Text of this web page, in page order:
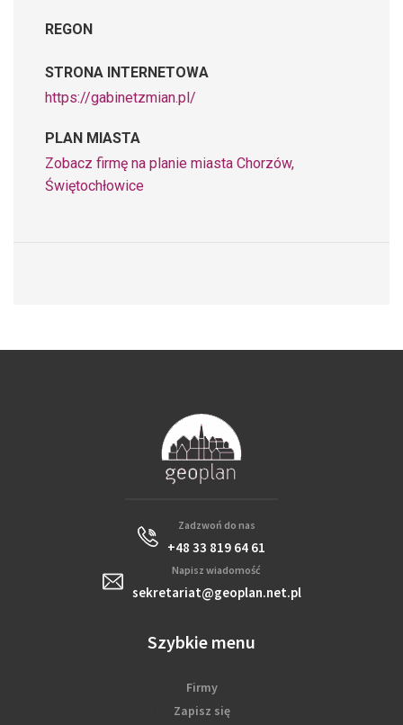
REGON
STRONA INTERNETOWA
https://gabinetzmian.pl/
PLAN MIASTA
Zobacz firmę na planie miasta Chorzów,
Świętochłowice
Zadzwoń do nas
+48 33 819 64 61
Napisz wiadomość
sekretariat@geoplan.net.pl
Szybkie menu
Firmy
Zapisz się